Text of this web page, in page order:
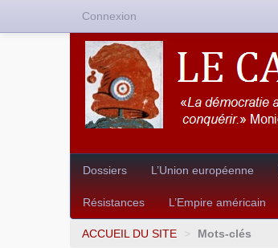
Dossiers L’Union européenne
Résistances L’Empire américain
ACCUEIL DU SITE > Mots-clés
Connexion